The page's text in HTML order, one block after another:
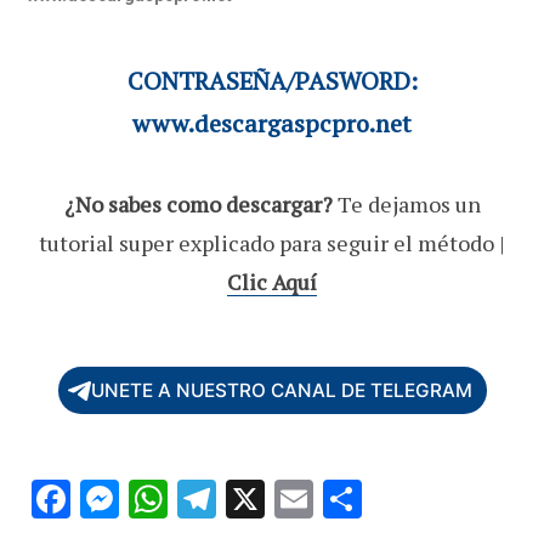
CONTRASEÑA/PASWORD:
www.descargaspcpro.net
¿No sabes como descargar?Te dejamos un
tutorial super explicado para seguir el método |
Clic Aquí
UNETE A NUESTRO CANAL DE TELEGRAM
F M W T X E